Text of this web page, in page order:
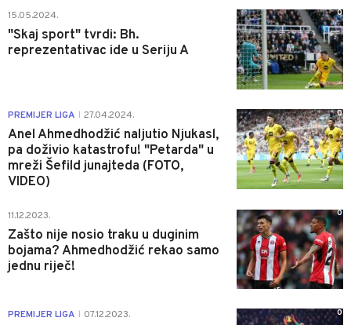
15.05.2024.
"Skaj sport" tvrdi: Bh.
reprezentativac ide u Seriju A
0
PREMIJER LIGA 27.04.2024.
Anel Ahmedhodžić naljutio Njukasl,
pa doživio katastrofu! "Petarda" u
mreži Šefild junajteda (FOTO,
VIDEO)
0
11.12.2023.
Zašto nije nosio traku u duginim
bojama? Ahmedhodžić rekao samo
jednu riječ!
0
PREMIJER LIGA 07.12.2023. 0